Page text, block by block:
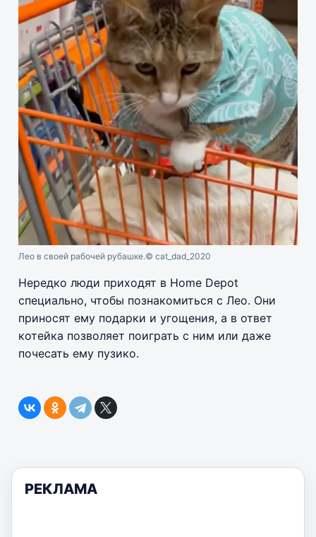
Лео в своей рабочей рубашке.© cat_dad_2020
Нередко люди приходят в Home Depot
специально, чтобы познакомиться с Лео. Они
приносят ему подарки и угощения, а в ответ
котейка позволяет поиграть с ним или даже
почесать ему пузико.
РЕКЛАМА